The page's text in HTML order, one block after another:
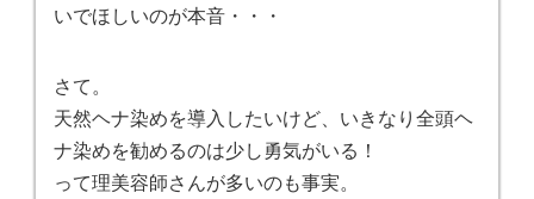
いでほしいのが本音・・・
さて。
天然ヘナ染めを導入したいけど、いきなり全頭ヘ
ナ染めを勧めるのは少し勇気がいる！
って理美容師さんが多いのも事実。